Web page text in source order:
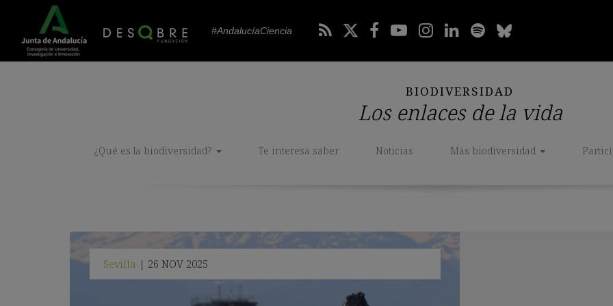
#AndalucíaCiencia
BIODIVERSIDAD
Los enlaces de la vida
¿Qué es la biodiversidad? Te interesa saber Noticias Más biodiversidad
Sevilla | 26 NOV 2025